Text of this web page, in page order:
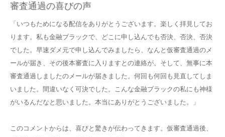
審査通過の喜びの声
「いつもためになる配信をありがとうございます。楽しく拝見してお
ります。私も金融ブラックで、どこに申し込んでも否決、否決、否決
でした。早速ダメ元で申し込んでみましたら、なんと仮審査通過のメ
ールが届き、その後本審査に入りますとの連絡が。そして、無事に本
審査通過しましたのメールが届きました。何回も何回も見直してしま
いました。間違いなく可決でした。こんな金融ブラックの私にも神様
がいるんだなと思いました。本当にありがとうございました。」
このコメントからは、喜びと驚きが伝わってきます。仮審査通過後、